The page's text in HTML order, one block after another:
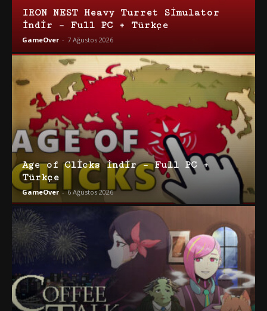
IRON NEST Heavy Turret Simulator
İndir – Full PC + Türkçe
GameOver - 7 Ağustos 2026
Age of Clicks İndir – Full PC +
Türkçe
GameOver - 6 Ağustos 2026